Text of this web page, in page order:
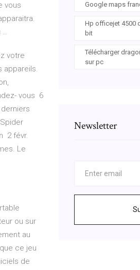
vous
…
votre
appareils.
vous 6
2 févr.
Le
ou sur
au
ce jeu
de
Google maps
Hp officejet 4500
bit
Télécharger
sur pc
Newsletter